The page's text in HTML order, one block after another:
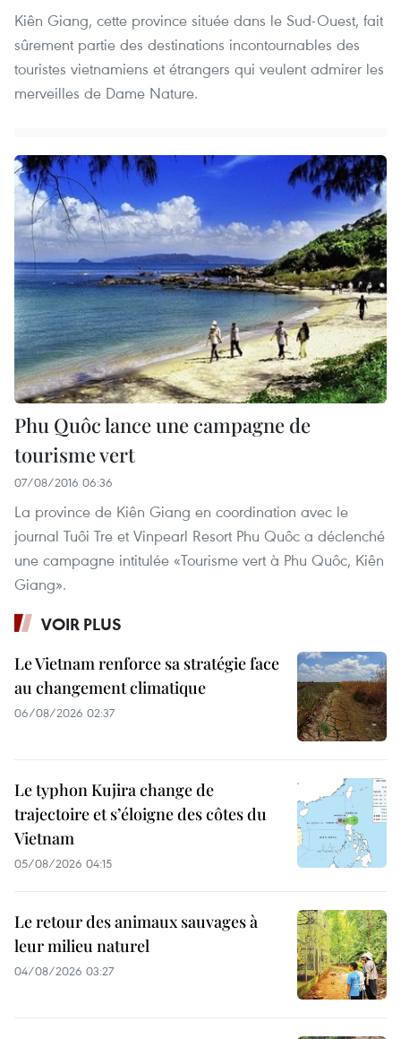
Kiên Giang, cette province située dans le Sud-Ouest, fait
sûrement partie des destinations incontournables des
touristes vietnamiens et étrangers qui veulent admirer les
merveilles de Dame Nature.
Phu Quôc lance une campagne de
tourisme vert
07/08/2016 06:36
La province de Kiên Giang en coordination avec le
journal Tuôi Tre et Vinpearl Resort Phu Quôc a déclenché
une campagne intitulée «Tourisme vert à Phu Quôc, Kiên
Giang».
VOIR PLUS
Le Vietnam renforce sa stratégie face
au changement climatique
06/08/2026 02:37
Le typhon Kujira change de
trajectoire et s’éloigne des côtes du
Vietnam
05/08/2026 04:15
Le retour des animaux sauvages à
leur milieu naturel
04/08/2026 03:27